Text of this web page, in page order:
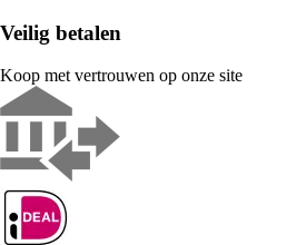
Veilig betalen
Koop met vertrouwen op onze site